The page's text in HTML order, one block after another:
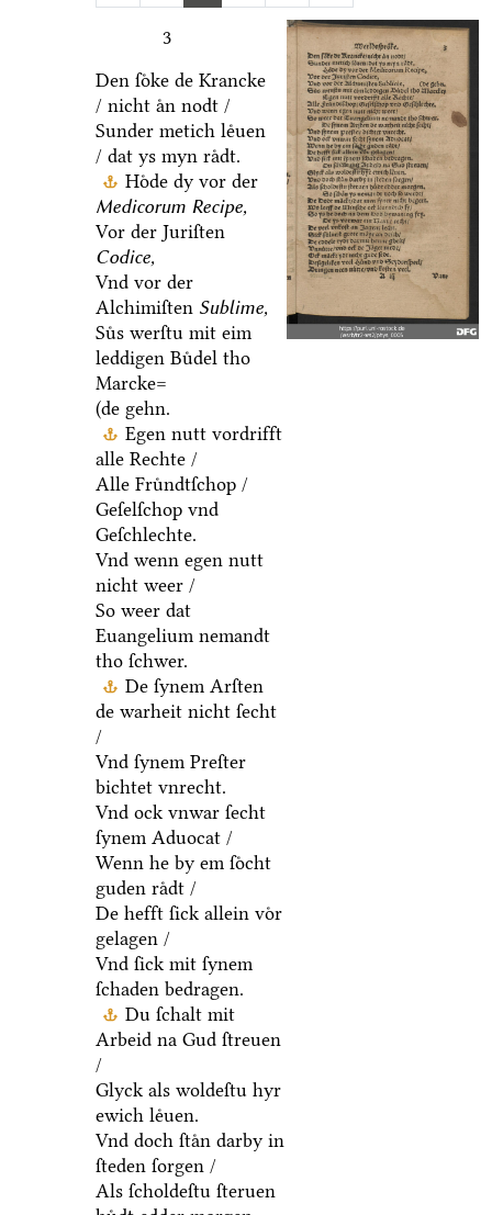
3
Den ſoͤke de Krancke
/ nicht aͤn nodt /
Sunder metich leͤuen
/ dat ys myn raͤdt.
Hoͤde dy vor der
Medicorum Recipe,
Vor der Juriſten
Codice,
Vnd vor der
Alchimiſten Sublime,
Suͤs werſtu mit eim
leddigen Buͤdel tho
Marcke=
(de gehn.
Egen nutt vordrifft
alle Rechte /
Alle Fruͤndtſchop /
Geſelſchop vnd
Geſchlechte.
Vnd wenn egen nutt
nicht weer /
So weer dat
Euangelium nemandt
tho ſchwer.
De ſynem Arſten
de warheit nicht ſecht
/
Vnd ſynem Preſter
bichtet vnrecht.
Vnd ock vnwar ſecht
ſynem Aduocat /
Wenn he by em ſoͤcht
guden raͤdt /
De hefft ſick allein voͤr
gelagen /
Vnd ſick mit ſynem
ſchaden bedragen.
Du ſchalt mit
Arbeid na Gud ſtreuen
/
Glyck als woldeſtu hyr
ewich leͤuen.
Vnd doch ſtaͤn darby in
ſteden ſorgen /
Als ſcholdeſtu ſteruen